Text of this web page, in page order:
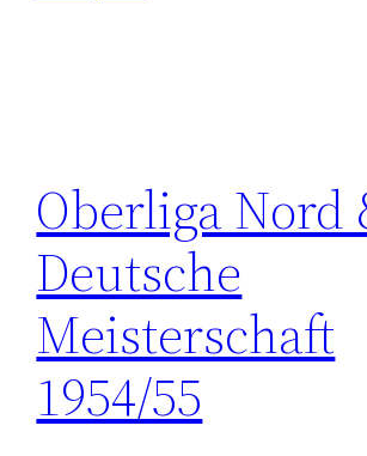
Oberliga Nord
Deutsche
Meisterschaft
1954/55